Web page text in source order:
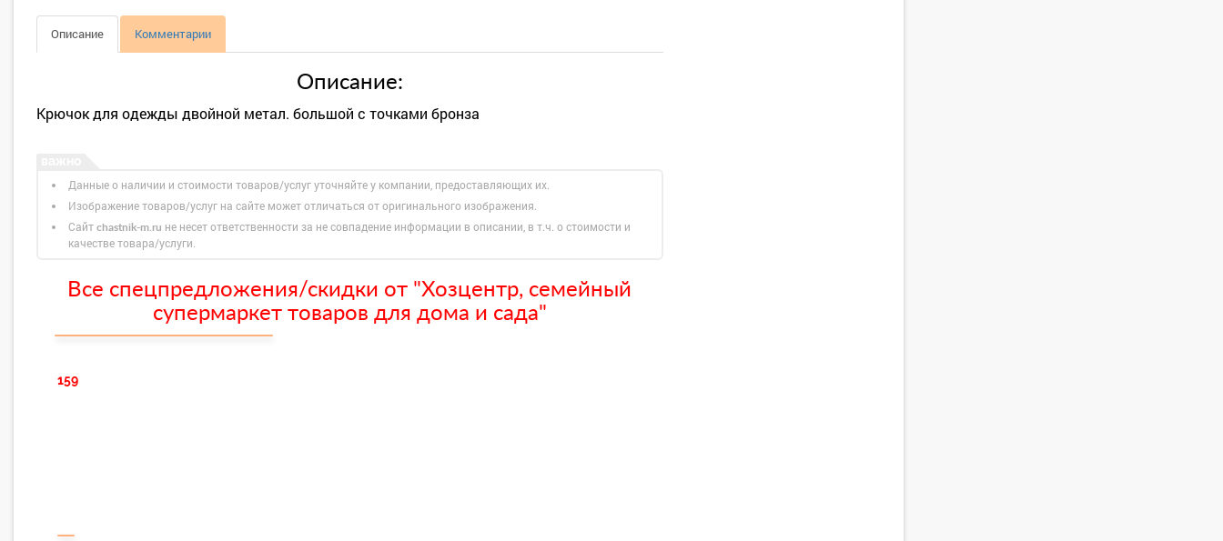
Описание Комментарии
Описание:
Крючок для одежды двойной метал. большой с точками бронза
Данные о наличии и стоимости товаров/услуг уточняйте у компании, предоставляющих их.
Изображение товаров/услуг на сайте может отличаться от оригинального изображения.
Сайт chastnik-m.ru не несет ответственности за не совпадение информации в описании, в т.ч. о стоимости и
качестве товара/услуги.
Все спецпредложения/скидки от "Хозцентр, семейный
супермаркет товаров для дома и сада"
159